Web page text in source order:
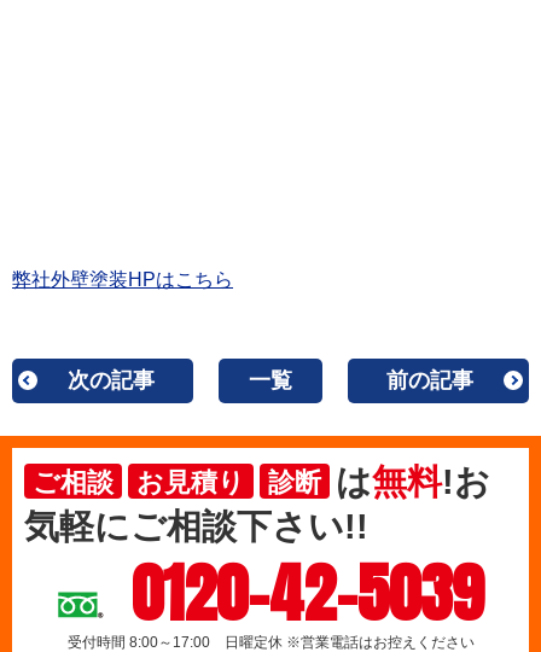
弊社外壁塗装HPはこちら
次の記事 一覧 前の記事
ご相談 お見積り 診断 は無料!お
気軽にご相談下さい!!
0120-42-5039
受付時間 8:00～17:00 日曜定休 ※営業電話はお控えください